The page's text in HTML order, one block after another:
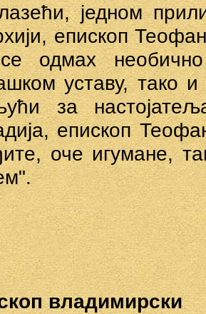
једном
епископ
одмах
уставу, тако
за
епископ
оче игумане,
владимирски